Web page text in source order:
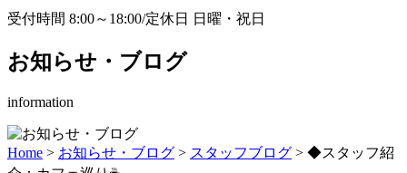
受付時間 8:00～ 18:00/定休日 日曜・祝日
お知らせ・ブログ
information
Home > お知らせ・ブログ > スタッフブログ > ◆スタッフ紹